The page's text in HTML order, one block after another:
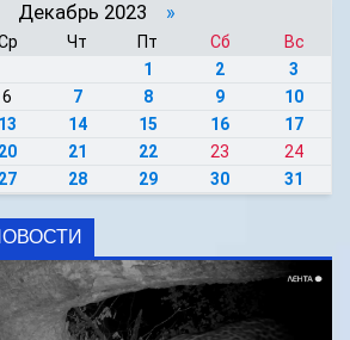
Декабрь 2023 »
Чт Пт Сб
Вс
1
2
3
6 7 8 9
10
13 14 15 16
17
20 21 22 23
24
27 28 29 30 31